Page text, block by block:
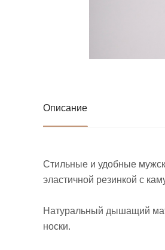
Описание
Стильные и удобные
эластичной резинкой с
Натуральный дышащий
носки.